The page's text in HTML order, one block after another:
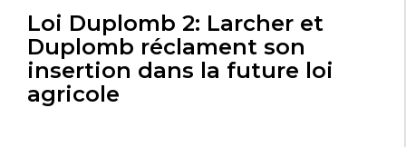
Loi Duplomb 2: Larcher et
Duplomb réclament son
insertion dans la future loi
agricole